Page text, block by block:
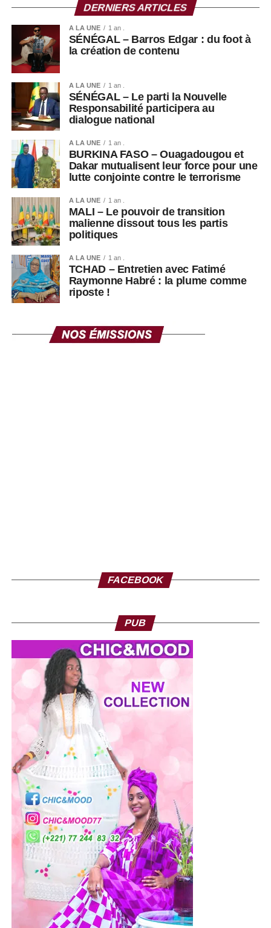
DERNIERS ARTICLES
A LA UNE 1 an .
SÉNÉGAL – Barros Edgar : du foot à
la création de contenu
A LA UNE 1 an .
SÉNÉGAL – Le parti la Nouvelle
Responsabilité participera au
dialogue national
A LA UNE 1 an .
BURKINA FASO – Ouagadougou et
Dakar mutualisent leur force pour une
lutte conjointe contre le terrorisme
A LA UNE 1 an .
MALI – Le pouvoir de transition
malienne dissout tous les partis
politiques
A LA UNE 1 an .
TCHAD – Entretien avec Fatimé
Raymonne Habré : la plume comme
riposte !
FACEBOOK
PUB